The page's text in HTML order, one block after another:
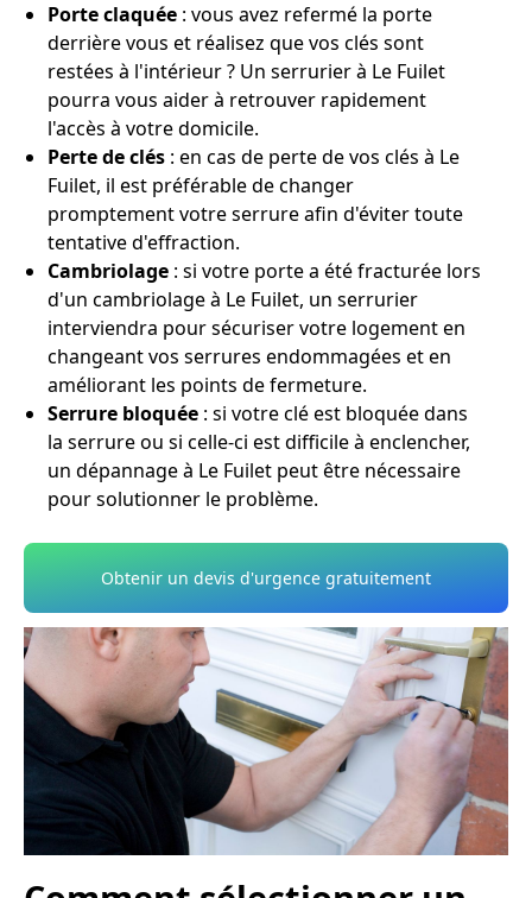
Porte claquée : vous avez refermé la porte
derrière vous et réalisez que vos clés sont
restées à l'intérieur ? Un serrurier à Le Fuilet
pourra vous aider à retrouver rapidement
l'accès à votre domicile.
Perte de clés : en cas de perte de vos clés à Le
Fuilet, il est préférable de changer
promptement votre serrure afin d'éviter toute
tentative d'effraction.
Cambriolage : si votre porte a été fracturée lors
d'un cambriolage à Le Fuilet, un serrurier
interviendra pour sécuriser votre logement en
changeant vos serrures endommagées et en
améliorant les points de fermeture.
Serrure bloquée : si votre clé est bloquée dans
la serrure ou si celle-ci est difficile à enclencher,
un dépannage à Le Fuilet peut être nécessaire
pour solutionner le problème.
Obtenir un devis d'urgence gratuitement